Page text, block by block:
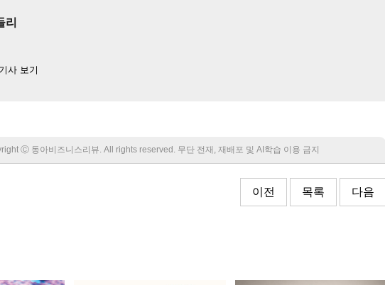
리
사 보기
Ⓒ 동아비즈니스리뷰. All rights reserved. 무단 전재, 재배포 및 AI학습 이용 금지
이전 목록 다음